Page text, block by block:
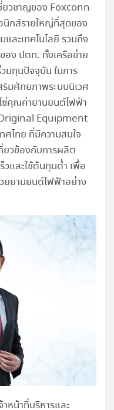
ยวชาญของ Foxconn
นิกส์รายใหญ่ที่สุดของ
ละเทคโนโลยี รวมถึง
อง ปตท. ทั้งเครือข่าย
มทุนปัจจุบัน ในการ
มศักยภาพระบบนิเวศ
ซ่คุณค่ายานยนต์ไฟฟ้า
Equipment
ไทย ที่มีความสนใจ
ยวข้องกับการผลิต
และใช้ต้นทุนต่ำ เพื่อ
ยยานยนต์ไฟฟ้าอย่าง
หน้าที่บริหารและ